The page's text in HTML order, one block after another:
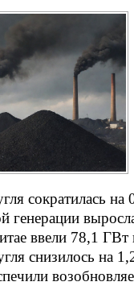
сократилась
генерации
ввели 78,1
снизилось на